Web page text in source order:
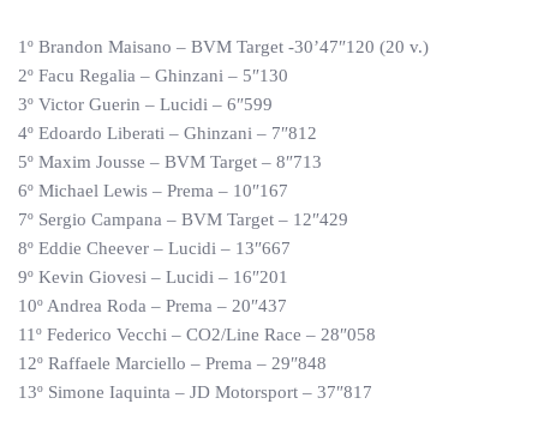
1º Brandon Maisano – BVM Target -30’47″120 (20 v.)
2º Facu Regalia – Ghinzani – 5″130
3º Victor Guerin – Lucidi – 6″599
4º Edoardo Liberati – Ghinzani – 7″812
5º Maxim Jousse – BVM Target – 8″713
6º Michael Lewis – Prema – 10″167
7º Sergio Campana – BVM Target – 12″429
8º Eddie Cheever – Lucidi – 13″667
9º Kevin Giovesi – Lucidi – 16″201
10º Andrea Roda – Prema – 20″437
11º Federico Vecchi – CO2/Line Race – 28″058
12º Raffaele Marciello – Prema – 29″848
13º Simone Iaquinta – JD Motorsport – 37″817